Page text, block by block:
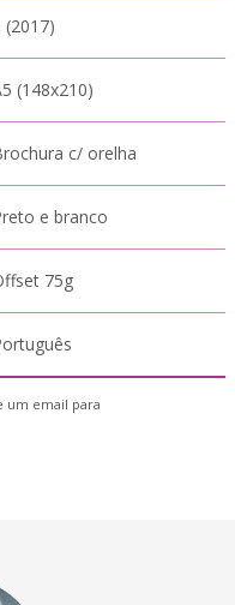
(2017)
(148x210)
c/ orelha
e branco
75g
um email para